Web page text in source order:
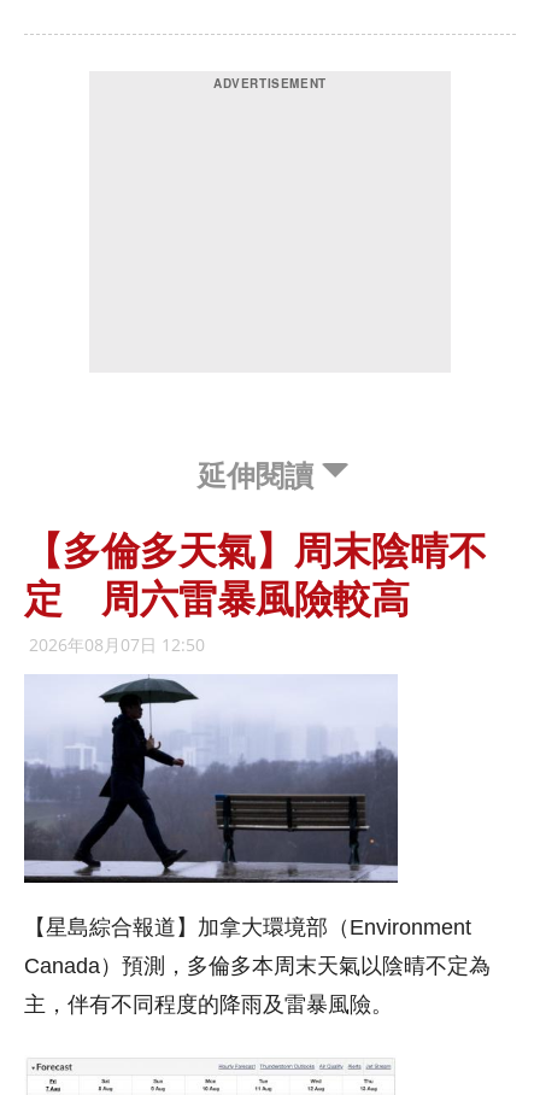
延伸閱讀
【多倫多天氣】周末陰晴不
定 周六雷暴風險較高
2026年08月07日 12:50
【星島綜合報道】加拿大環境部（Environment
Canada）預測，多倫多本周末天氣以陰晴不定為
主，伴有不同程度的降雨及雷暴風險。